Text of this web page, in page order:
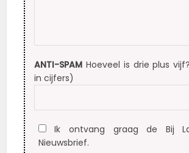
ANTI-SPAMHoeveel is drie plus
in cijfers)
Ik ontvang graag de Bij
Nieuwsbrief.